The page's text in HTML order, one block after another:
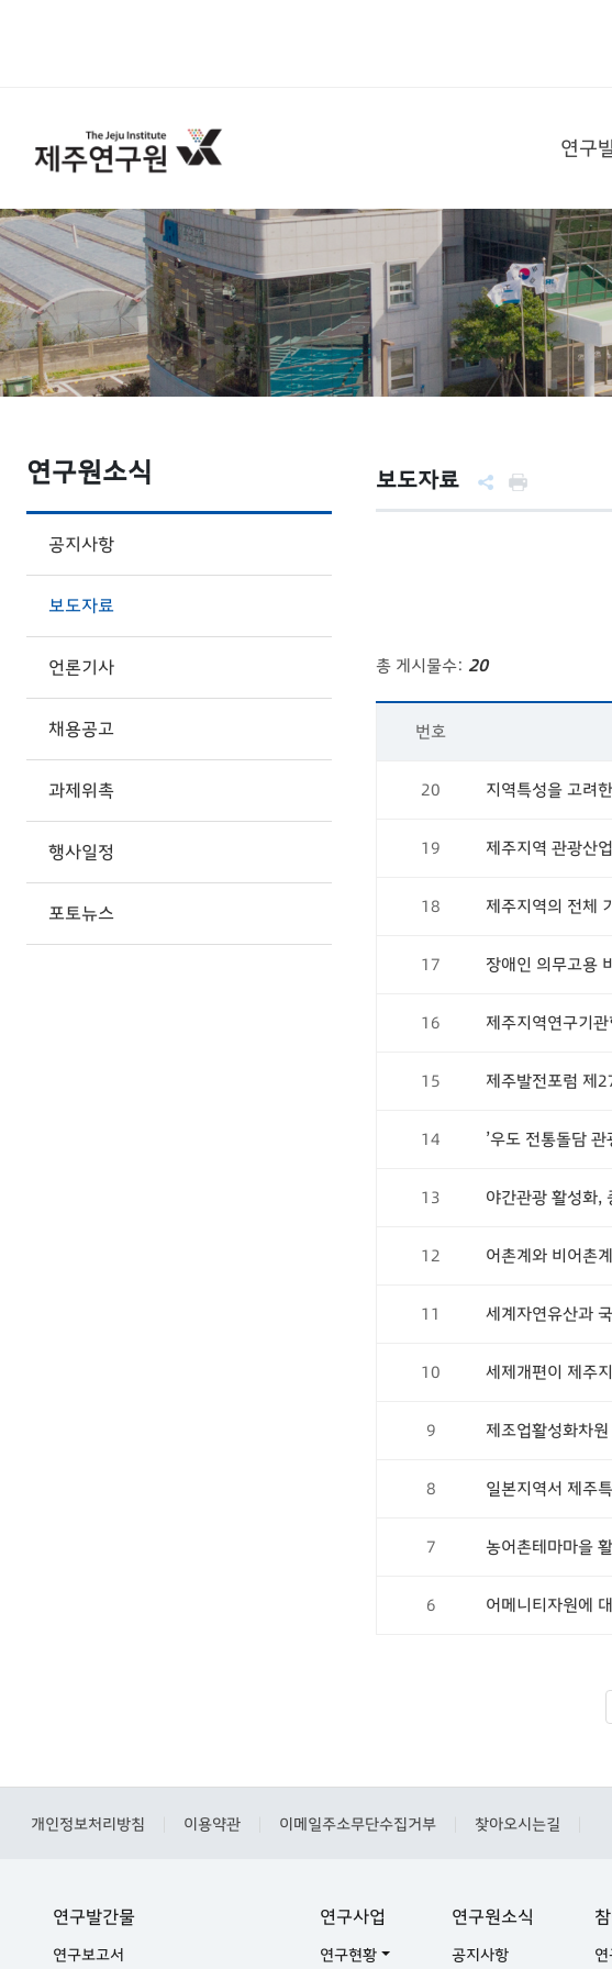
연구
연구원소식
공지사항
보도자료
언론기사
채용공고
과제위촉
행사일정
포토뉴스
보도자료
총 게시물수: 20
번호
20 지역특성을 고려
19
18 제주지역의 전체
17 장애인 의무고용
16 제주지역연구기
15 제주발전포럼 제
14 ’우도 전통돌담 관
13 야간관광 활성화
12
11
10 세제개편이 제주
9 제조업활성화차
8 일본지역서 제주
7 농어촌테마마을
6 어메니티자원에
개인정보처리방침 이용약관 이메일주소무단수집거부 찾아오시는길
연구발간물
연구보고서
연구사업
연구현황
연구원소식
공지사항